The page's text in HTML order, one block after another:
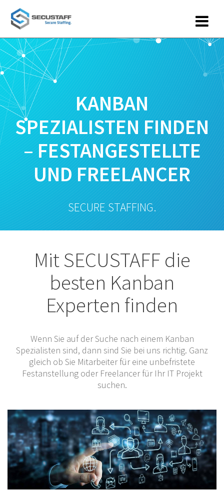
KANBAN
SPEZIALISTEN FINDEN
– FESTANGESTELLTE
UND FREELANCER
SECURE STAFFING.
Mit SECUSTAFF die
besten Kanban
Experten finden
Wenn Sie auf der Suche nach einem Kanban
Spezialisten sind, dann sind Sie bei uns richtig. Ganz
gleich ob Sie Mitarbeiter für eine unbefristete
Festanstellung oder Freelancer für Ihr IT Projekt
suchen.